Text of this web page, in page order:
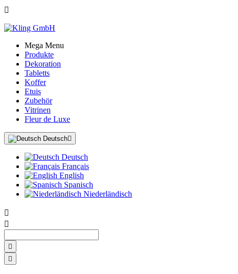

Mega Menu
Produkte
Dekoration
Tabletts
Koffer
Etuis
Zubehör
Vitrinen
Fleur de Luxe
Deutsch
Deutsch
Français
English
Spanisch
Niederländisch



